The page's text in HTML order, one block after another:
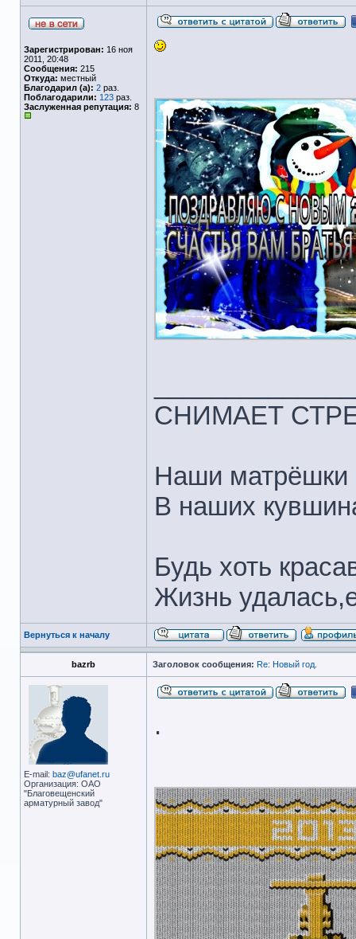
Зарегистрирован: 16 ноя
2011, 20:48
Сообщения: 215
Откуда: местный
Благодарил (а): 2 раз.
Поблагодарили: 123 раз.
Заслуженная репутация: 8
СНИМАЕТ
Наши матрёшки
В наших
Будь хоть
Жизнь
Вернуться к началу
bazrb Заголовок сообщения: Re: Новый год.
E-mail: baz@ufanet.ru
Организация: ОАО
"Благовещенский
арматурный завод"
.